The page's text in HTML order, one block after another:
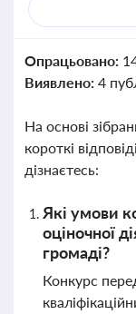
Опрацьовано:
Виявлено: 4
На основі
короткі
дізнаєтесь:
Які умови
оціночної
громаді?
Конкурс